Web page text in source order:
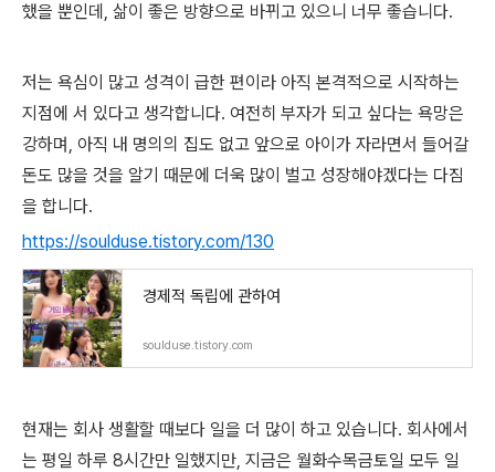
했을 뿐인데, 삶이 좋은 방향으로 바뀌고 있으니 너무 좋습니다.
저는 욕심이 많고 성격이 급한 편이라 아직 본격적으로 시작하는
지점에 서 있다고 생각합니다. 여전히 부자가 되고 싶다는 욕망은
강하며, 아직 내 명의의 집도 없고 앞으로 아이가 자라면서 들어갈
돈도 많을 것을 알기 때문에 더욱 많이 벌고 성장해야겠다는 다짐
을 합니다.
https://soulduse.tistory.com/130
경제적 독립에 관하여
soulduse.tistory.com
현재는 회사 생활할 때보다 일을 더 많이 하고 있습니다. 회사에서
는 평일 하루 8시간만 일했지만, 지금은 월화수목금토일 모두 일